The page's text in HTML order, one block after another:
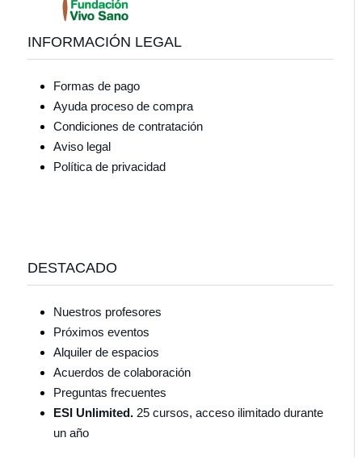
INFORMACIÓN LEGAL
Formas de pago
Ayuda proceso de compra
Condiciones de contratación
Aviso legal
Política de privacidad
DESTACADO
Nuestros profesores
Próximos eventos
Alquiler de espacios
Acuerdos de colaboración
Preguntas frecuentes
ESI Unlimited. 25 cursos, acceso ilimitado durante
un año